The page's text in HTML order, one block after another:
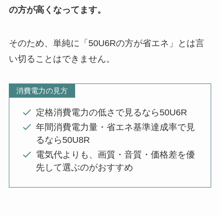
の方が高くなってます。
そのため、単純に「50U6Rの方が省エネ」とは言
い切ることはできません。
消費電力の見方
定格消費電力の低さで見るなら50U6R
年間消費電力量・省エネ基準達成率で見
るなら50U8R
電気代よりも、画質・音質・価格差を優
先して選ぶのがおすすめ